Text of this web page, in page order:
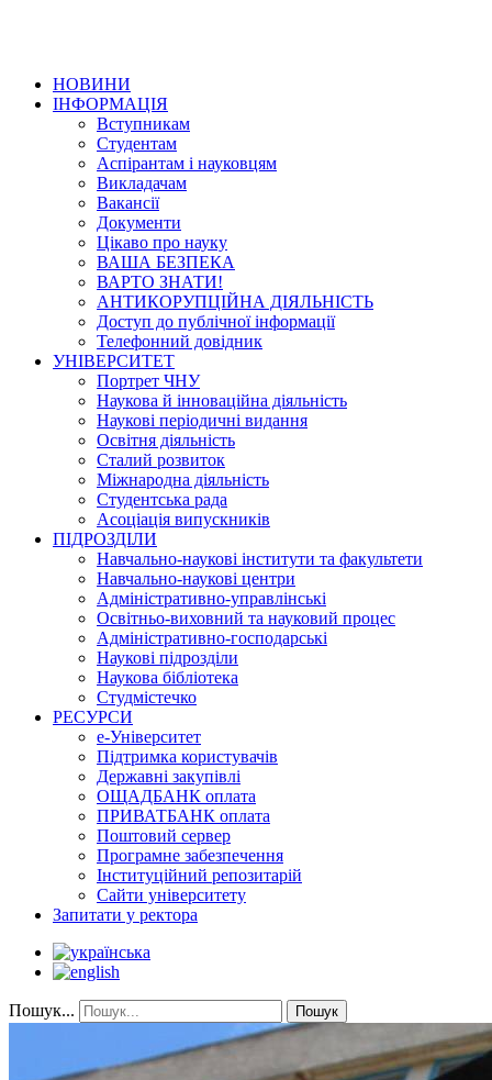
НОВИНИ
ІНФОРМАЦІЯ
Вступникам
Студентам
Аспірантам і науковцям
Викладачам
Вакансії
Документи
Цікаво про науку
ВАША БЕЗПЕКА
ВАРТО ЗНАТИ!
АНТИКОРУПЦІЙНА ДІЯЛЬНІСТЬ
Доступ до публічної інформації
Телефонний довідник
УНІВЕРСИТЕТ
Портрет ЧНУ
Наукова й інноваційна діяльність
Наукові періодичні видання
Освітня діяльність
Сталий розвиток
Міжнародна діяльність
Студентська рада
Асоціація випускників
ПІДРОЗДІЛИ
Навчально-наукові інститути та факультети
Навчально-наукові центри
Адміністративно-управлінські
Освітньо-виховний та науковий процес
Адміністративно-господарські
Наукові підрозділи
Наукова бібліотека
Студмістечко
РЕСУРСИ
е-Університет
Підтримка користувачів
Державні закупівлі
ОЩАДБАНК оплата
ПРИВАТБАНК оплата
Поштовий сервер
Програмне забезпечення
Інституційний репозитарій
Сайти університету
Запитати у ректора
Пошук... Пошук